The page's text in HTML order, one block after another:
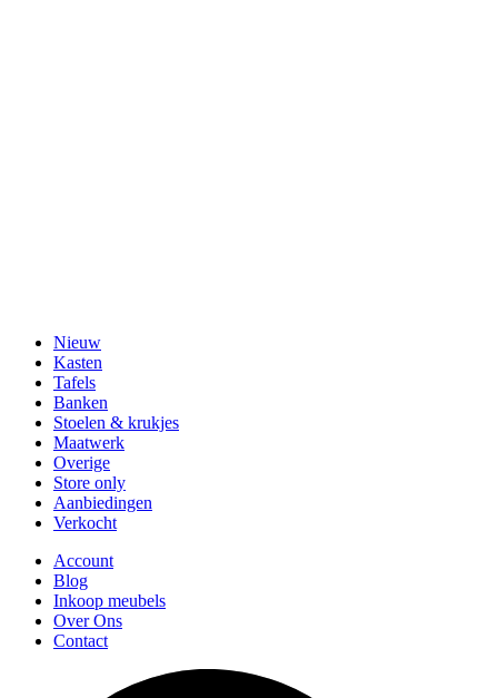
Nieuw
Kasten
Tafels
Banken
Stoelen & krukjes
Maatwerk
Overige
Store only
Aanbiedingen
Verkocht
Account
Blog
Inkoop meubels
Over Ons
Contact